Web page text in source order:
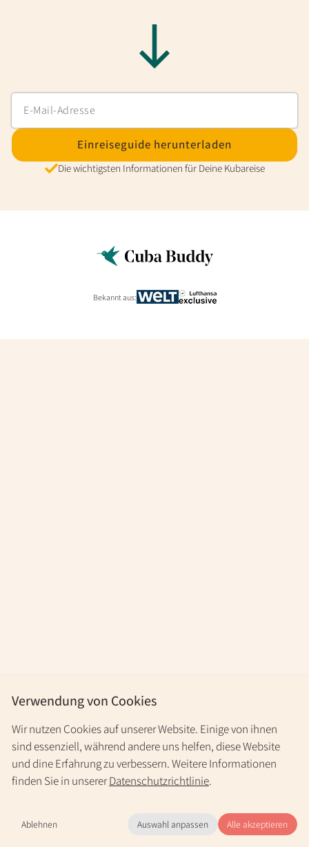
Einreiseguide herunterladen
Die wichtigsten Informationen für Deine Kubareise
+49 30 31196966(kostenlos)
Bekannt aus:
Verwendung von Cookies
Wir nutzen Cookies auf unserer Website. Einige von ihnen
sind essenziell, während andere uns helfen, diese Website
und dine Erfahrung zu verbessern. Weitere Informationen
finden Sie in unsererDatenschutzrichtlinie.
Ablehnen Auswahl anpassen Alle akzeptieren